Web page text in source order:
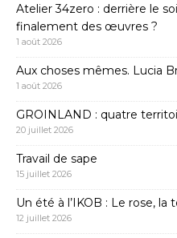
Atelier 34zero : derrière le
finalement des œuvres ?
1 août 2026
Aux choses mêmes. Lucia
1 août 2026
GROINLAND : quatre
20 juillet 2026
Travail de sape
15 juillet 2026
Un été à l’IKOB : Le rose, la
12 juillet 2026